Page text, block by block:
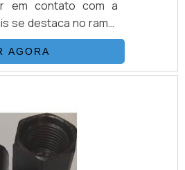
em contato com a
se destaca no ramo,
suporte completo
dúvidas sobre o
quer
controle direcional
que preza pela
AGORA